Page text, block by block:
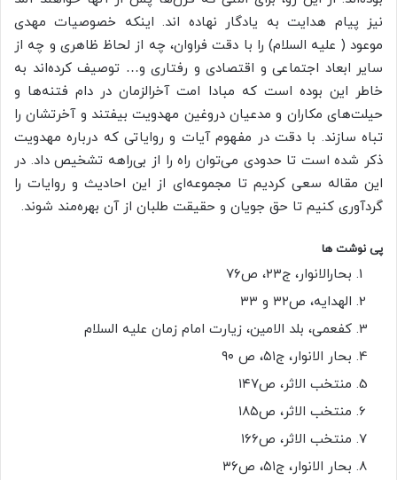
نیز پیام هدایت به یادگار نهاده اند. اینکه خصوصیات مهدی
موعود ( علیه السلام) را با دقت فراوان، چه از لحاظ ظاهری و چه از
سایر ابعاد اجتماعی و اقتصادی و رفتاری و… توصیف کرده‌اند به
خاطر این بوده است که مبادا امت آخرالزمان در دام فتنه‌ها و
حیلت‌های مکاران و مدعیان دروغین مهدویت بیفتند و آخرتشان را
تباه سازند. با دقت در مفهوم آیات و روایاتی که درباره مهدویت
ذکر شده است تا حدودی می‌توان راه را از بی‌راهه تشخیص داد. در
این مقاله سعی کردیم تا مجموعه‌ای از این احادیث و روایات را
گردآوری کنیم تا حق جویان و حقیقت طلبان از آن بهره‌مند شوند.
پی نوشت ها
بحارالانوار، ج۲۳، ص۷۶
الهدایه، ص۳۲ و ۳۳
کفعمی، بلد الامین، زیارت امام زمان علیه السلام
بحار الانوار، ج۵۱، ص ۹۰
منتخب الاثر، ص۱۴۷
منتخب الاثر، ص۱۸۵
منتخب الاثر، ص۱۶۶
بحار الانوار، ج۵۱، ص۳۶